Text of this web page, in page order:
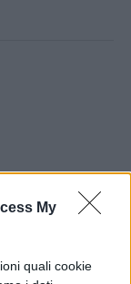
My
quali cookie